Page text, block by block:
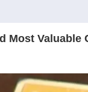
Kontak Redaksi